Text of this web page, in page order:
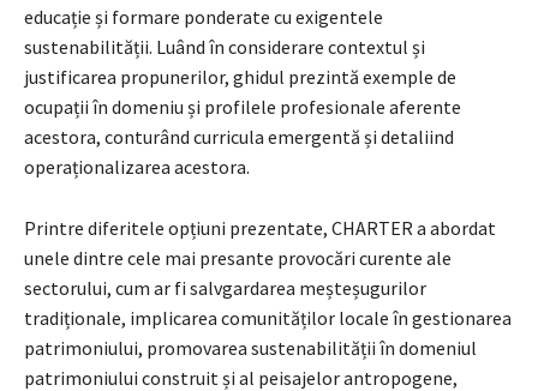
educație și formare ponderate cu exigentele
sustenabilității. Luând în considerare contextul și
justificarea propunerilor, ghidul prezintă exemple de
ocupații în domeniu și profilele profesionale aferente
acestora, conturând curricula emergentă și detaliind
operaționalizarea acestora.
Printre diferitele opțiuni prezentate, CHARTER a abordat
unele dintre cele mai presante provocări curente ale
sectorului, cum ar fi salvgardarea meșteșugurilor
tradiționale, implicarea comunităților locale în gestionarea
patrimoniului, promovarea sustenabilității în domeniul
patrimoniului construit și al peisajelor antropogene,